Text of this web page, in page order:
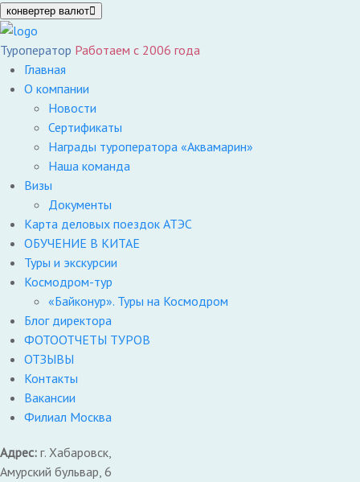
конвертер валют
Туроператор Работаем с 2006 года
Главная
О компании
Новости
Сертификаты
Награды туроператора «Аквамарин»
Наша команда
Визы
Документы
Карта деловых поездок АТЭС
ОБУЧЕНИЕ В КИТАЕ
Туры и экскурсии
Космодром-тур
«Байконур». Туры на Космодром
Блог директора
ФОТООТЧЕТЫ ТУРОВ
ОТЗЫВЫ
Контакты
Вакансии
Филиал Москва
Адрес: г. Хабаровск,
Амурский бульвар, 6